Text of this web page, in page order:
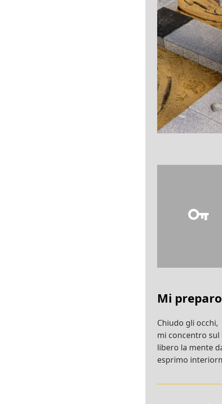
Mi preparo
Chiudo gli occhi,
mi concentro
libero la mente
esprimo